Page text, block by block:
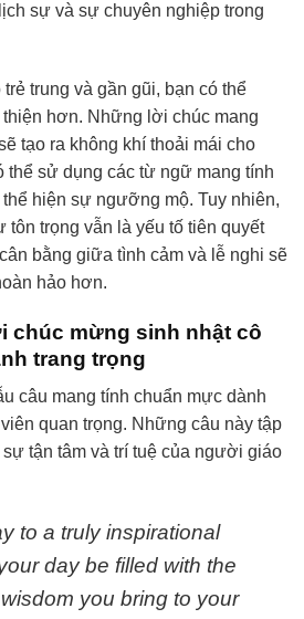
sự và sự chuyên nghiệp trong
trung và gần gũi, bạn có thể
hơn. Những lời chúc mang
tạo ra không khí thoải mái cho
thể sử dụng các từ ngữ mang tính
hiện sự ngưỡng mộ. Tuy nhiên,
tôn trọng vẫn là yếu tố tiên quyết
bằng giữa tình cảm và lễ nghi sẽ
hảo hơn.
chúc mừng sinh nhật cô
trang trọng
câu mang tính chuẩn mực dành
quan trọng. Những câu này tập
tận tâm và trí tuệ của người giáo
to a truly inspirational
day be filled with the
you bring to your